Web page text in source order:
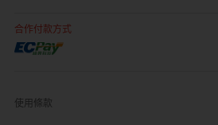
合作付款方式
使用條款